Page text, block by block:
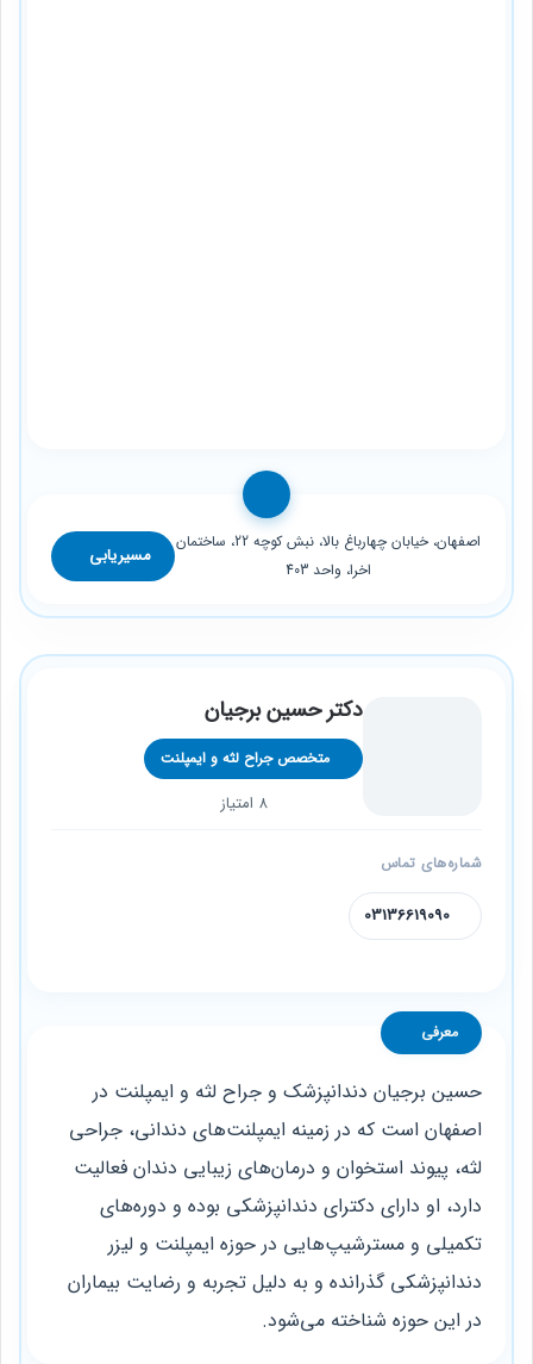
اصفهان، خیابان چهارباغ بالا، نبش کوچه 22، ساختمان
اخرا، واحد 403
مسیریابی
دکتر حسین برجیان
متخصص جراح لثه و ایمپلنت
8 امتیاز
شماره‌های تماس
03136619090
معرفی
حسین برجیان دندانپزشک و جراح لثه و ایمپلنت در
اصفهان است که در زمینه ایمپلنت‌های دندانی، جراحی
لثه، پیوند استخوان و درمان‌های زیبایی دندان فعالیت
دارد، او دارای دکترای دندانپزشکی بوده و دوره‌های
تکمیلی و مسترشیپ‌هایی در حوزه ایمپلنت و لیزر
دندانپزشکی گذرانده و به دلیل تجربه و رضایت بیماران
در این حوزه شناخته می‌شود.